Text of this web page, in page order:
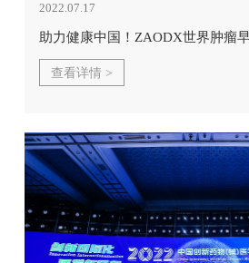
2022.07.17
助力健康中国！ZAODX世界肿瘤
查看详情 >